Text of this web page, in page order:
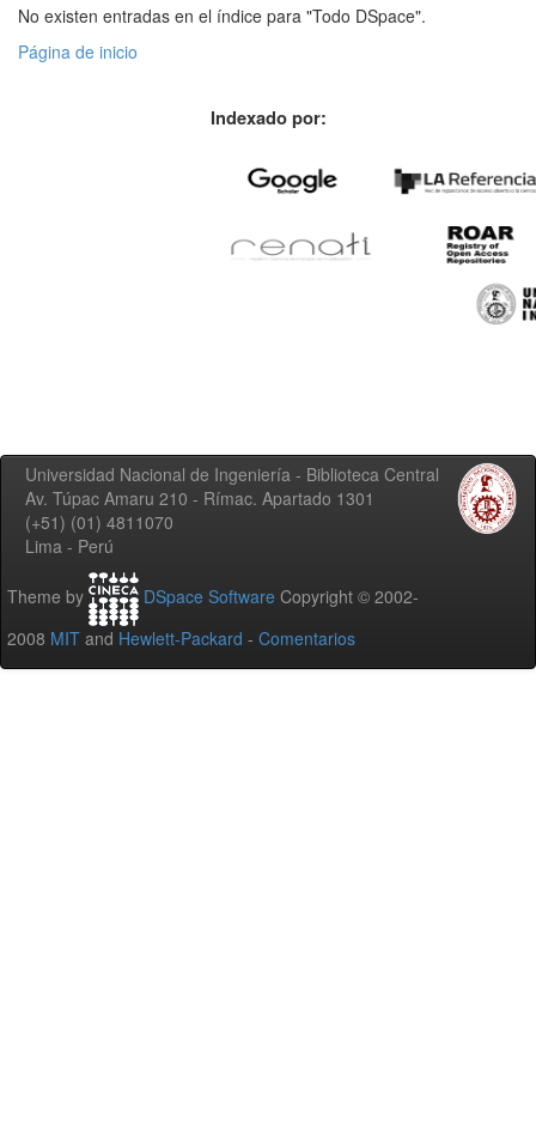
No existen entradas en el índice para "Todo DSpace".
Página de inicio
Indexado por:
Universidad Nacional de Ingeniería - Biblioteca Central
Av. Túpac Amaru 210 - Rímac. Apartado 1301
(+51) (01) 4811070
Lima - Perú
Theme by DSpace Software Copyright © 2002-
2008 MIT and Hewlett-Packard - Comentarios